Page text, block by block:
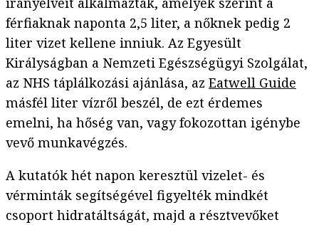
férfiaknak naponta 2,5 liter, a nőknek pedig 2
liter vizet kellene inniuk. Az Egyesült
Királyságban a Nemzeti Egészségügyi Szolgálat,
az NHS táplálkozási ajánlása, az Eatwell Guide
másfél liter vízről beszél, de ezt érdemes
emelni, ha hőség van, vagy fokozottan igénybe
vevő munkavégzés.
A kutatók hét napon keresztül vizelet- és
vérminták segítségével figyelték mindkét
csoport hidratáltságát, majd a résztvevőket